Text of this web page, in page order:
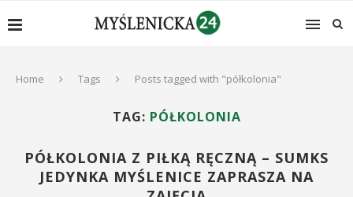
Home Tags Posts tagged with "półkolonia"
TAG: PÓŁKOLONIA
PÓŁKOLONIA Z PIŁKĄ RĘCZNĄ – SUMKS
JEDYNKA MYŚLENICE ZAPRASZA NA